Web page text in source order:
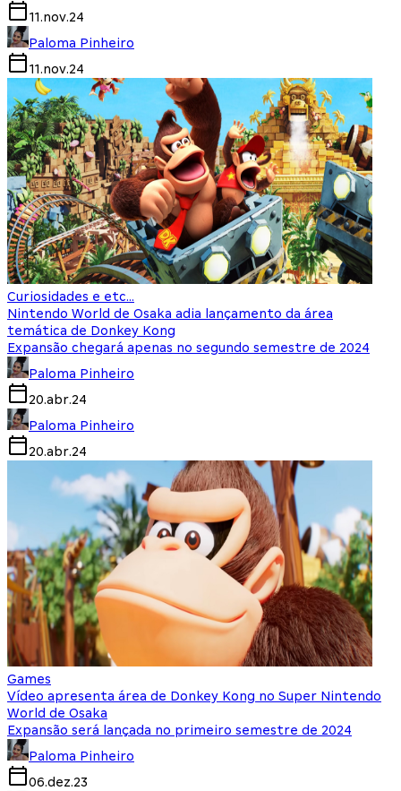
11.nov.24
Paloma Pinheiro
11.nov.24
Curiosidades e etc...
Nintendo World de Osaka adia lançamento da área
temática de Donkey Kong
Expansão chegará apenas no segundo semestre de 2024
Paloma Pinheiro
20.abr.24
Paloma Pinheiro
20.abr.24
Games
Vídeo apresenta área de Donkey Kong no Super Nintendo
World de Osaka
Expansão será lançada no primeiro semestre de 2024
Paloma Pinheiro
06.dez.23